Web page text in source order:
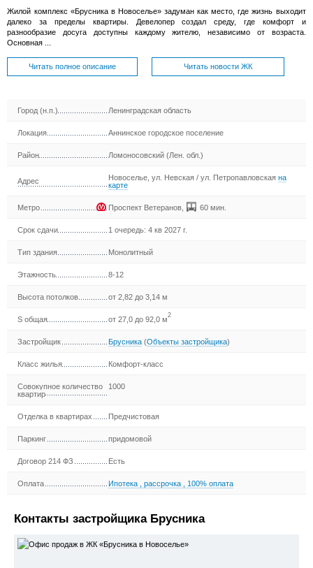
Жилой комплекс «Брусника в Новоселье» задуман как место, где жизнь выходит
далеко за пределы квартиры. Девелопер создал среду, где комфорт и
разнообразие досуга доступны каждому жителю, независимо от возраста.
Основная ...
Читать полное описание Читать новости ЖК
Город (н.п.) Ленинградская область
Локация Аннинское городское поселение
Район Ломоносовский (Лен. обл.)
Адрес Новоселье, ул. Невская / ул. Петропавловскаяна
карте
Метро Проспект Ветеранов 60 мин.
Срок сдачи 1 очередь: 4 кв 2027 г.
Тип здания Монолитный
Этажность 8-12
Высота потолков от 2,82 до 3,14 м
S общая от 27,0 до 92,0 м2
Застройщик Брусника (Объекты застройщика)
Класс жилья Комфорт-класс
Совокупное количество
квартир
1000
Отделка в квартирах Предчистовая
Паркинг придомовой
Договор 214 ФЗ Есть
Оплата Ипотека ,рассрочка 100% оплата
Контакты застройщика Брусника